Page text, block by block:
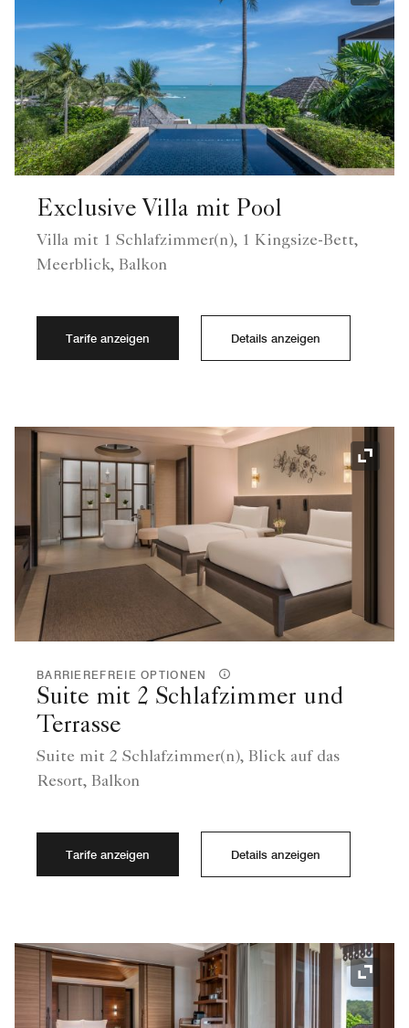
Exclusive Villa mit Pool
Villa mit 1 Schlafzimmer(n), 1 Kingsize-Bett,
Meerblick, Balkon
Tarife anzeigen Details anzeigen
BARRIEREFREIE OPTIONEN
Suite mit 2 Schlafzimmer und
Terrasse
Suite mit 2 Schlafzimmer(n), Blick auf das
Resort, Balkon
Tarife anzeigen Details anzeigen